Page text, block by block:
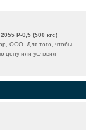
Р-0,5 (500 кгс)
ООО. Для того, чтобы
цену или условия